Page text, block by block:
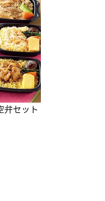
弁セット